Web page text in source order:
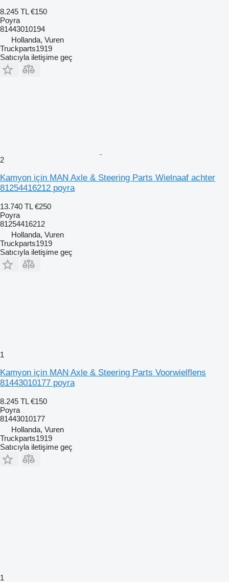
8.245 TL €150
Poyra
81443010194
Hollanda, Vuren
Truckparts1919
Satıcıyla iletişime geç
2
Kamyon için MAN Axle & Steering Parts Wielnaaf achter
81254416212 poyra
13.740 TL €250
Poyra
81254416212
Hollanda, Vuren
Truckparts1919
Satıcıyla iletişime geç
1
Kamyon için MAN Axle & Steering Parts Voorwielflens
81443010177 poyra
8.245 TL €150
Poyra
81443010177
Hollanda, Vuren
Truckparts1919
Satıcıyla iletişime geç
1